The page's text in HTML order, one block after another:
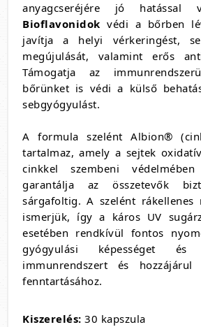
anyagcseréjére jó
Bioflavonidok védi a bőrben
javítja a helyi vérkeringést,
megújulását, valamint erős
Támogatja az
bőrünket is védi a külső
sebgyógyulást.
A formula szelént Albion®
tartalmaz, amely a sejtek
cinkkel szembeni
garantálja az összetevők
sárgafoltig. A szelént rákellenes
ismerjük, így a káros UV
esetében rendkívül fontos
gyógyulási képességet
immunrendszert és
fenntartásához.
Kiszerelés: 30 kapszula